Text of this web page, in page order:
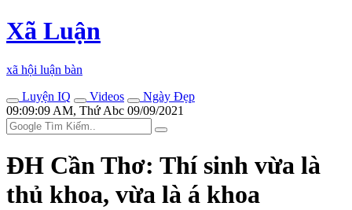
Xã Luận
xã hội luận bàn
Luyện IQ
Videos
Ngày Đẹp
09:09:09 AM, Thứ Abc 09/09/2021
ĐH Cần Thơ: Thí sinh vừa là
thủ khoa, vừa là á khoa